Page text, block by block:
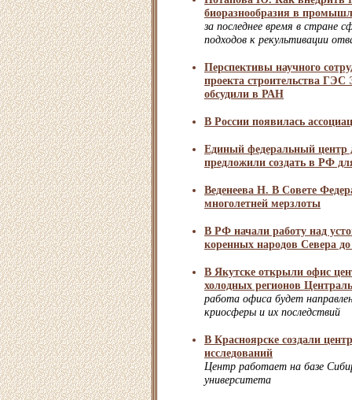
биоразнообразия в
за последнее время в стране
подходов к рекультивации
Перспективы научного
проекта строительства
обсудили в РАН
В России появилась
Единый федеральный центр
предложили создать в РФ
Веденеева Н. В Совете
многолетней мерзлоты
В РФ начали работу над
коренных народов Севера до
В Якутске открыли офис
холодных регионов
работа офиса будет
криосферы и их последствий
В Красноярске создали
исследований
Центр работает на базе
университета